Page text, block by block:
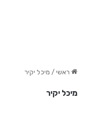
ראשי / מיכל יקיר
מיכל יקיר